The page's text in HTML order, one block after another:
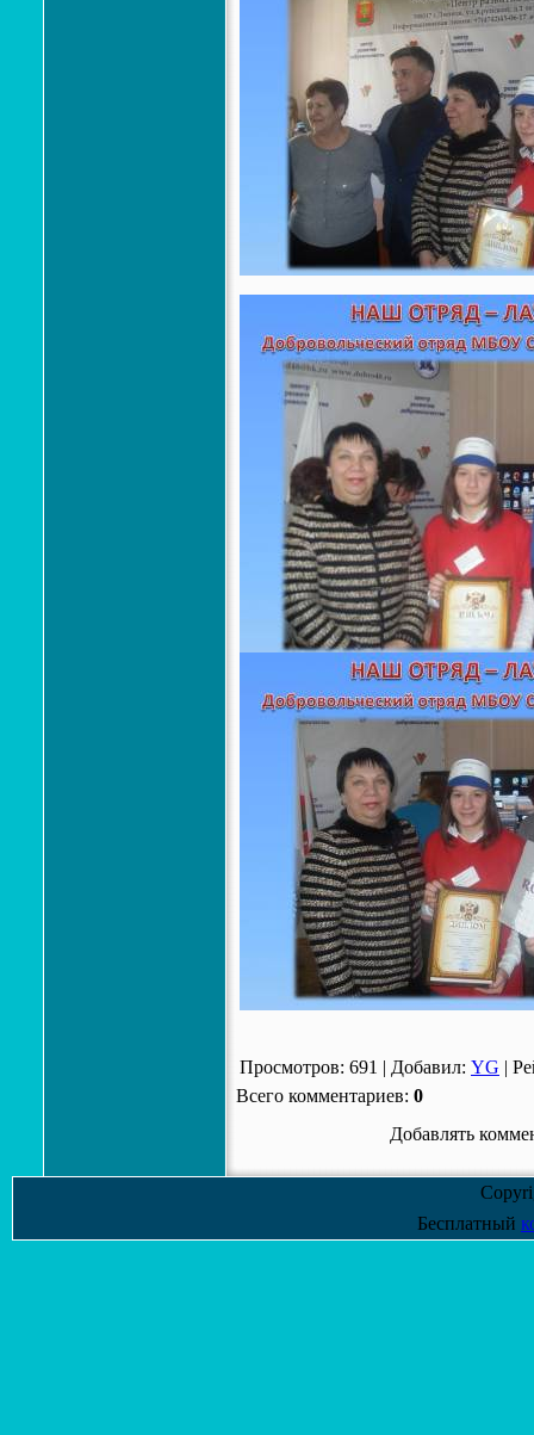
Просмотров: 691 | Добавил: YG |
Всего комментариев: 0
Добавлять
Бесплатный